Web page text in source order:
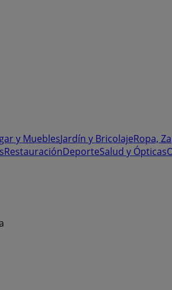
y MueblesJardín y BricolajeRopa,
RestauraciónDeporteSalud y Ópticas